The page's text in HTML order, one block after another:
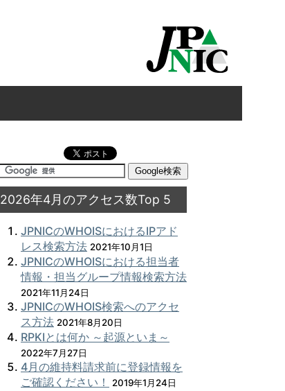
2026年4月のアクセス数Top 5
JPNICのWHOISにおけるIPアド
レス検索方法 2021年10月1日
JPNICのWHOISにおける担当者
情報・担当グループ情報検索方法
2021年11月24日
JPNICのWHOIS検索へのアクセ
ス方法 2021年8月20日
RPKIとは何か ～起源といま～
2022年7月27日
4月の維持料請求前に登録情報を
ご確認ください！
2019年1月24日